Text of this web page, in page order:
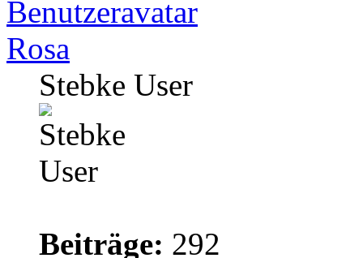
Rosa
Stebke User
Beiträge: 292